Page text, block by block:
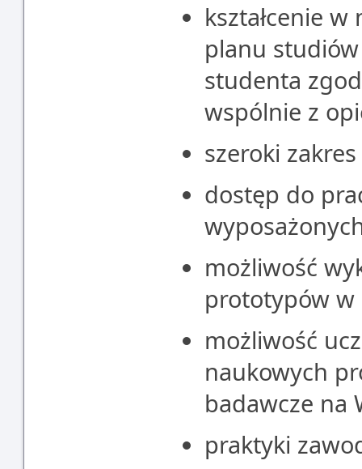
kształcenie
planu
studenta
wspólnie z
szeroki
dostęp do
możliwość
prototypów w
możliwość
naukowych
badawcze na
praktyki